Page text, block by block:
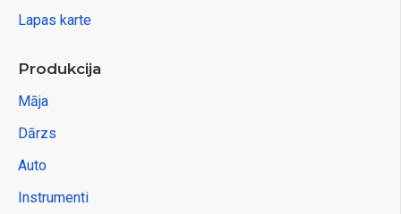
Lapas karte
Produkcija
Māja
Dārzs
Auto
Instrumenti